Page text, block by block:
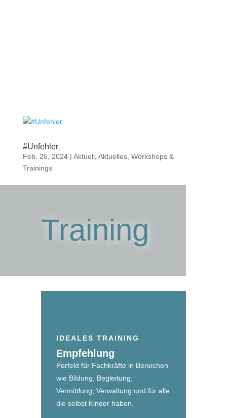
#Unfehler
Feb. 26, 2024| Aktuell, Aktuelles, Workshops &
Trainings
Training
IDEALES TRAINING
Empfehlung
Perfekt für Fachkräfte in Bereichen
wie Bildung, Begleitung,
Vermittlung, Verwaltung und für alle
die selbst Kinder haben.